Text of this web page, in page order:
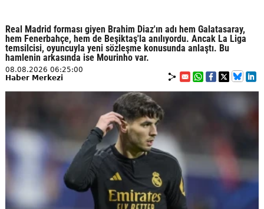
Real Madrid forması giyen Brahim Diaz'ın adı hem Galatasaray,
hem Fenerbahçe, hem de Beşiktaş'la anılıyordu. Ancak La Liga
temsilcisi, oyuncuyla yeni sözleşme konusunda anlaştı. Bu
hamlenin arkasında ise Mourinho var.
08.08.2026 06:25:00
Haber Merkezi